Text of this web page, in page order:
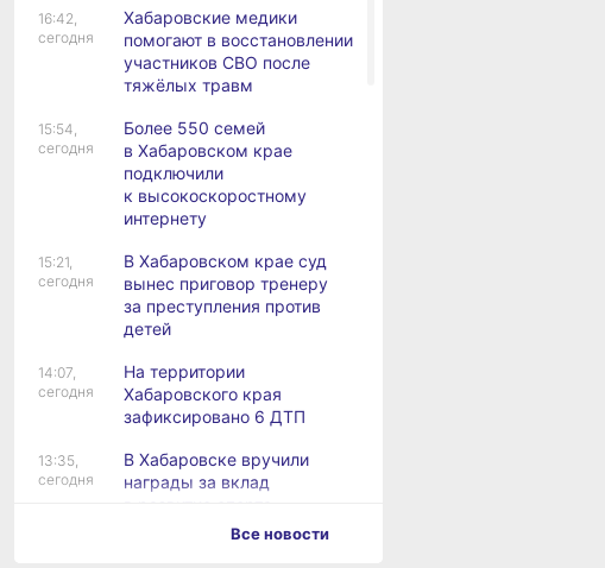
16:42,
сегодня
Хабаровские медики
помогают в восстановлении
участников СВО после
тяжёлых травм
15:54,
сегодня
Более 550 семей
в Хабаровском крае
подключили
к высокоскоростному
интернету
15:21,
сегодня
В Хабаровском крае суд
вынес приговор тренеру
за преступления против
детей
14:07,
сегодня
На территории
Хабаровского края
зафиксировано 6 ДТП
13:35,
сегодня
В Хабаровске вручили
награды за вклад
Все новости